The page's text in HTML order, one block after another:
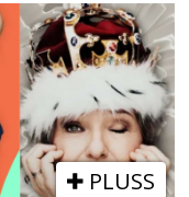
PLUSS